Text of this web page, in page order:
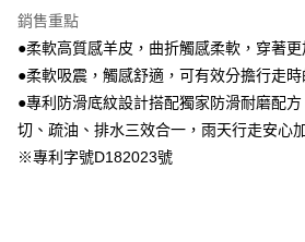
銷售重點
●柔軟高質感羊皮，曲折觸感柔軟，穿著
●柔軟吸震，觸感舒適，可有效分擔行走時
●專利防滑底紋設計搭配獨家防滑耐磨配
切、疏油、排水三效合一，雨天行走安心
※專利字號D182023號